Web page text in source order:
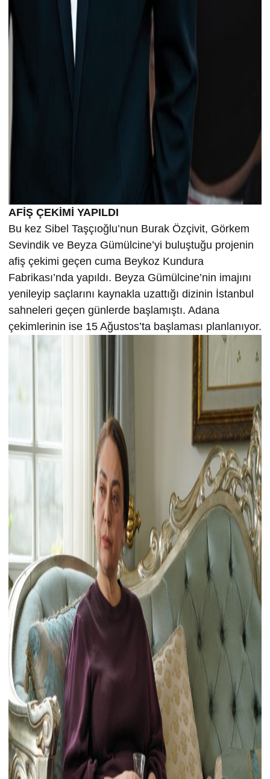
AFİŞ ÇEKİMİ YAPILDI
Bu kez Sibel Taşçıoğlu’nun Burak Özçivit, Görkem
Sevindik ve Beyza Gümülcine’yi buluştuğu projenin
afiş çekimi geçen cuma Beykoz Kundura
Fabrikası’nda yapıldı. Beyza Gümülcine’nin imajını
yenileyip saçlarını kaynakla uzattığı dizinin İstanbul
sahneleri geçen günlerde başlamıştı. Adana
çekimlerinin ise 15 Ağustos’ta başlaması planlanıyor.